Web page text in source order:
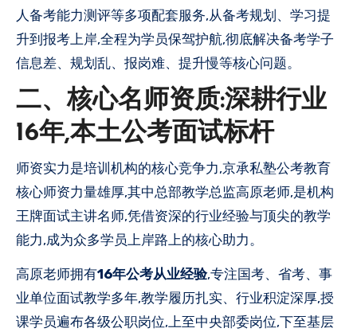
人备考能力测评等多项配套服务,从备考规划、学习提
升到报考上岸,全程为学员保驾护航,彻底解决备考学子
信息差、规划乱、报岗难、提升慢等核心问题。
二、核心名师资质:深耕行业
16年,本土公考面试标杆
师资实力是培训机构的核心竞争力,京承私塾公考教育
核心师资力量雄厚,其中总部教学总监高原老师,是机构
王牌面试主讲名师,凭借资深的行业经验与顶尖的教学
能力,成为众多学员上岸路上的核心助力。
高原老师拥有16年公考从业经验,专注国考、省考、事
业单位面试教学多年,教学履历扎实、行业积淀深厚,授
课学员遍布各级公职岗位,上至中央部委岗位,下至基层